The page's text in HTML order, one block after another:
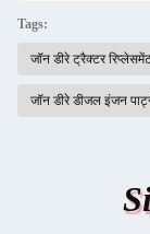
Tags:
जॉन डीरे ट्रैक्टर
जॉन डीरे डीजल इंजन